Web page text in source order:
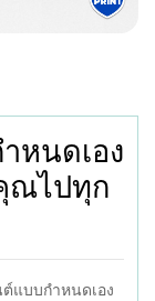
หนดเอง
ณไปทุก
แบบกำหนดเอง